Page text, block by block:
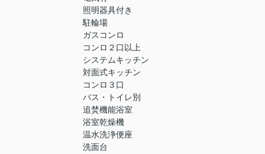
照明器具付き
駐輪場
ガスコンロ
コンロ２口以上
システムキッチン
対面式キッチン
コンロ３口
バス・トイレ別
追焚機能浴室
浴室乾燥機
温水洗浄便座
洗面台